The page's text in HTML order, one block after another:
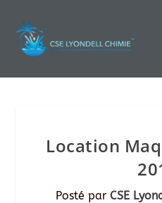
Location
Posté par CSE